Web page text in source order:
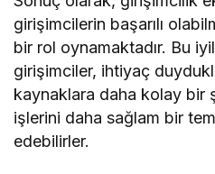
girişimcilerin başarılı
bir rol oynamaktadır. Bu
girişimciler, ihtiyaç
kaynaklara daha kolay bir
işlerini daha sağlam bir
edebilirler.